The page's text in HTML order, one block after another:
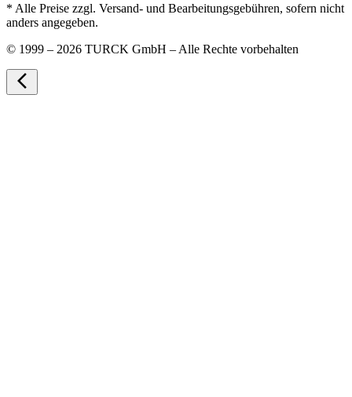
* Alle Preise zzgl. Versand- und Bearbeitungsgebühren, sofern nicht
anders angegeben.
© 1999 – 2026 TURCK GmbH – Alle Rechte vorbehalten
arrow_back_ios_new